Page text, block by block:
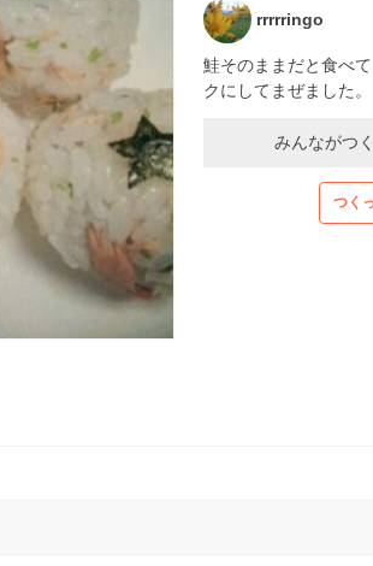
rrrrringo
鮭そのままだと食べ
クにしてまぜました。
みんながつ
つく